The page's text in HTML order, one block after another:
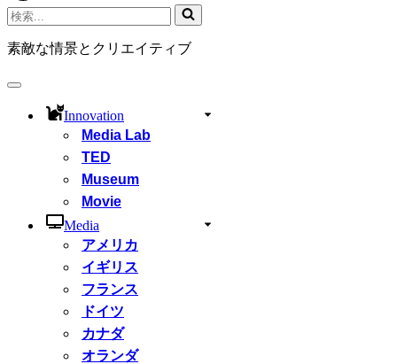
ン
メ
ニ
ュ
検
索...
素敵な情景とクリエイティブ
ナ
Innovation
Media Lab
TED
Museum
Movie
Media
アメリカ
イギリス
フランス
ドイツ
カナダ
オランダ